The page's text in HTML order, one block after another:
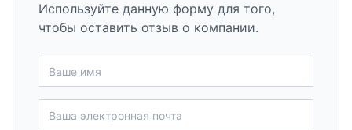
Используйте данную форму для того,
чтобы оставить отзыв о компании.